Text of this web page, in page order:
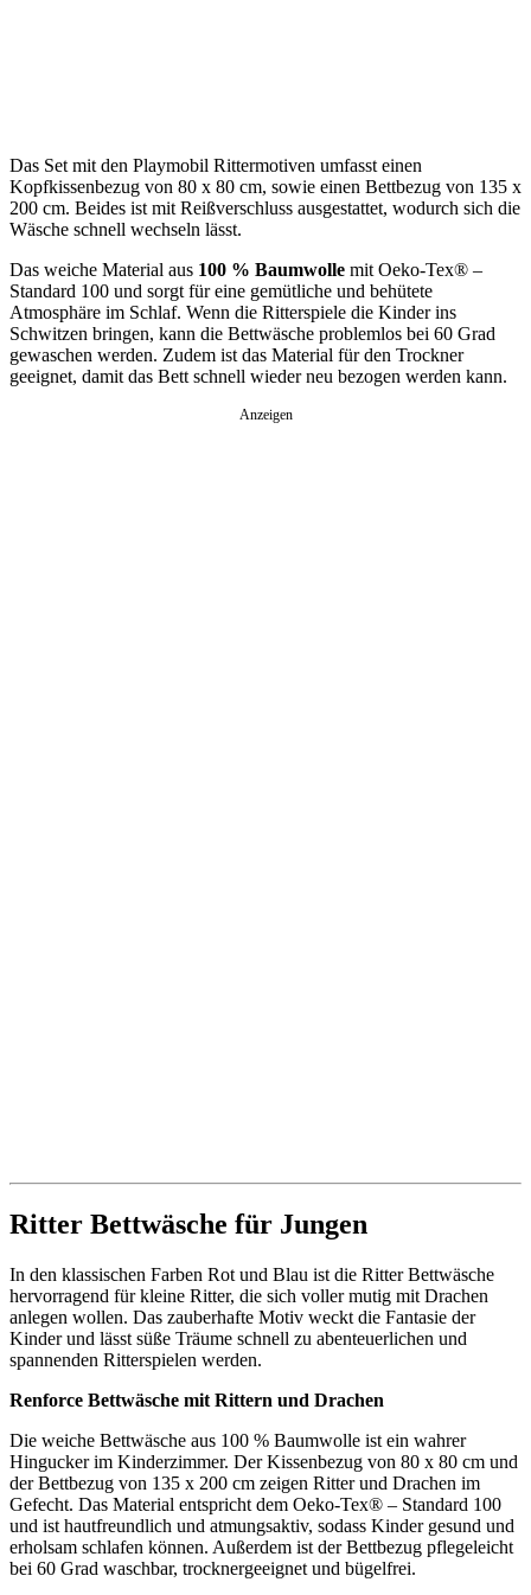
Das Set mit den Playmobil Rittermotiven umfasst einen
Kopfkissenbezug von 80 x 80 cm, sowie einen Bettbezug von 135 x
200 cm. Beides ist mit Reißverschluss ausgestattet, wodurch sich die
Wäsche schnell wechseln lässt.
Das weiche Material aus 100 % Baumwolle mit Oeko-Tex® –
Standard 100 und sorgt für eine gemütliche und behütete
Atmosphäre im Schlaf. Wenn die Ritterspiele die Kinder ins
Schwitzen bringen, kann die Bettwäsche problemlos bei 60 Grad
gewaschen werden. Zudem ist das Material für den Trockner
geeignet, damit das Bett schnell wieder neu bezogen werden kann.
Anzeigen
Ritter Bettwäsche für Jungen
In den klassischen Farben Rot und Blau ist die Ritter Bettwäsche
hervorragend für kleine Ritter, die sich voller mutig mit Drachen
anlegen wollen. Das zauberhafte Motiv weckt die Fantasie der
Kinder und lässt süße Träume schnell zu abenteuerlichen und
spannenden Ritterspielen werden.
Renforce Bettwäsche mit Rittern und Drachen
Die weiche Bettwäsche aus 100 % Baumwolle ist ein wahrer
Hingucker im Kinderzimmer. Der Kissenbezug von 80 x 80 cm und
der Bettbezug von 135 x 200 cm zeigen Ritter und Drachen im
Gefecht. Das Material entspricht dem Oeko-Tex® – Standard 100
und ist hautfreundlich und atmungsaktiv, sodass Kinder gesund und
erholsam schlafen können. Außerdem ist der Bettbezug pflegeleicht
bei 60 Grad waschbar, trocknergeeignet und bügelfrei.